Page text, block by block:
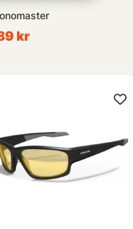
kr